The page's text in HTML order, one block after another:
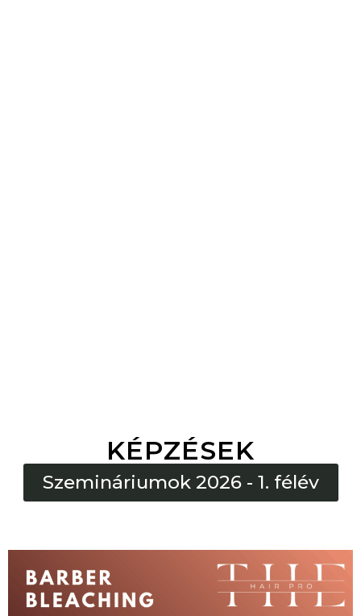
KÉPZÉSEK
Szemináriumok 2026 - 1. félév